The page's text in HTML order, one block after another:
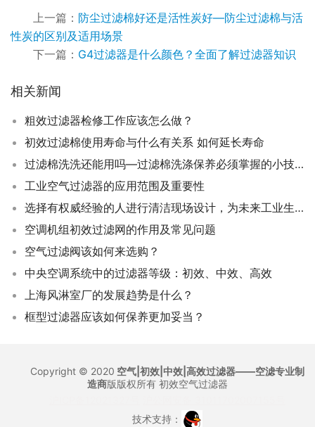
上一篇： 防尘过滤棉好还是活性炭好—防尘过滤棉与活
性炭的区别及适用场景
下一篇： G4过滤器是什么颜色？全面了解过滤器知识
相关新闻
粗效过滤器检修工作应该怎么做？
初效过滤棉使用寿命与什么有关系 如何延长寿命
过滤棉洗洗还能用吗—过滤棉洗涤保养必须掌握的小技巧！
工业空气过滤器的应用范围及重要性
选择有权威经验的人进行清洁现场设计，为未来工业生产创造更干净的环境
空调机组初效过滤网的作用及常见问题
空气过滤阀该如何来选购？
中央空调系统中的过滤器等级：初效、中效、高效
上海风淋室厂的发展趋势是什么？
框型过滤器应该如何保养更加妥当？
Copyright © 2020 空气|初效|中效|高效过滤器——空滤专业制
造商版版权所有 初效空气过滤器
技术支持：